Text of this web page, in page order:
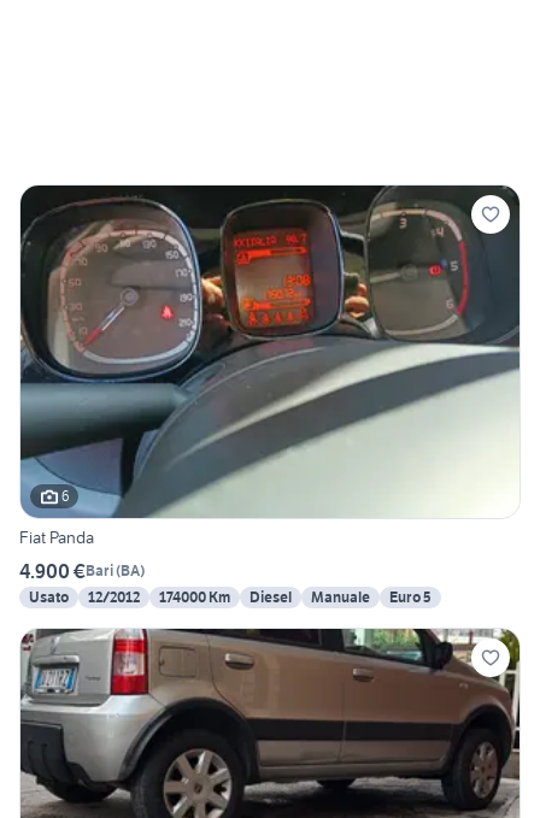
6
Fiat Panda
4.900 €Bari(BA)
Usato
12/2012 174000 Km Diesel Manuale Euro 5